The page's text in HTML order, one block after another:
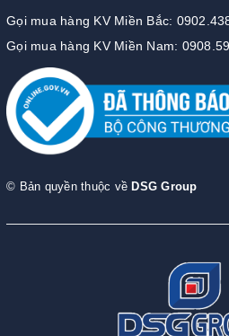
Gọi mua hàng KV Miền Bắc:
Gọi mua hàng KV Miền Nam:
© Bản quyền thuộc về DSG Group